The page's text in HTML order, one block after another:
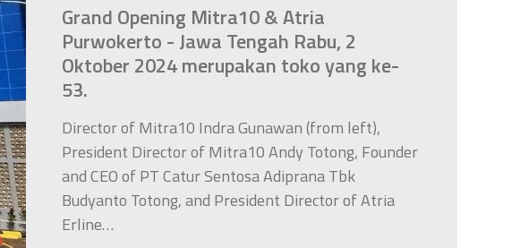
Grand Opening Mitra10 & Atria
Purwokerto - Jawa Tengah Rabu, 2
Oktober 2024 merupakan toko yang ke-
53.
Director of Mitra10 Indra Gunawan (from left),
President Director of Mitra10 Andy Totong, Founder
and CEO of PT Catur Sentosa Adiprana Tbk
Budyanto Totong, and President Director of Atria
Erline…